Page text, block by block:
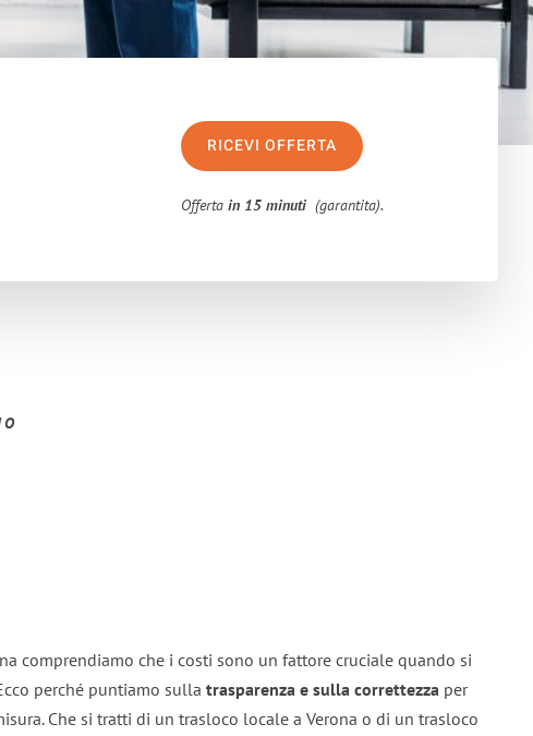
RICEVI OFFERTA
Offertain 15 minuti (garantita).
comprendiamo che i costi sono un fattore cruciale quando si
perché puntiamo sulla trasparenza e sulla correttezza per
Che si tratti di un trasloco locale a Verona o di un trasloco